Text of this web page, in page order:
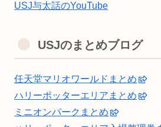
USJ与太話のYouTube
USJのまとめブログ
任天堂マリオワールドまとめ
ハリーポッターエリアまとめ
ミニオンパークまとめ